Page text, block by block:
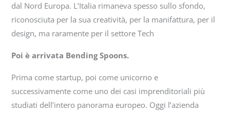
dal Nord Europa. L’Italia rimaneva spesso sullo sfondo,
riconosciuta per la sua creatività, per la manifattura, per il
design, ma raramente per il settore Tech
Poi è arrivata Bending Spoons.
Prima come startup, poi come unicorno e
successivamente come uno dei casi imprenditoriali più
studiati dell’intero panorama europeo. Oggi l’azienda